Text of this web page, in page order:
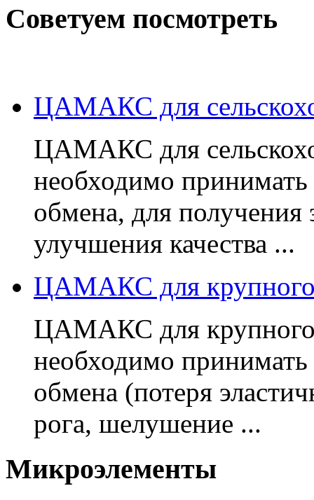
Советуем посмотреть
ЦАМАКС для
ЦАМАКС для
необходимо
обмена, для получения
улучшения качества ...
ЦАМАКС для крупного
ЦАМАКС для крупного
необходимо
обмена (потеря
рога, шелушение ...
Микроэлементы